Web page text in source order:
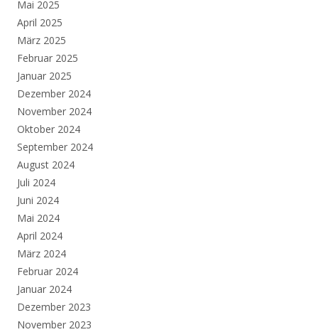
Mai 2025
April 2025
März 2025
Februar 2025
Januar 2025
Dezember 2024
November 2024
Oktober 2024
September 2024
August 2024
Juli 2024
Juni 2024
Mai 2024
April 2024
März 2024
Februar 2024
Januar 2024
Dezember 2023
November 2023